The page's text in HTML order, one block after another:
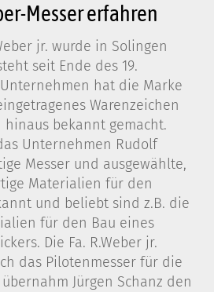
Messer erfahren
jr. wurde in Solingen
seit Ende des 19.
hat die Marke
Warenzeichen
bekannt gemacht.
Unternehmen Rudolf
Messer und ausgewählte,
Materialien für den
und beliebt sind z.B. die
für den Bau eines
Die Fa. R.Weber jr.
das Pilotenmesser für die
Jürgen Schanz den